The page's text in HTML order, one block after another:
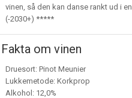
vinen, så den kan danse rankt ud i
(-2030+) *****
Fakta om vinen
Druesort: Pinot Meunier
Lukkemetode: Korkprop
Alkohol: 12,0%